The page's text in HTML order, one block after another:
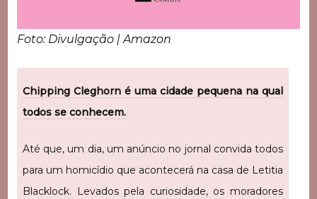
Foto: Divulgação | Amazon
Chipping Cleghorn é uma cidade pequena na qual
todos se conhecem.
Até que, um dia, um anúncio no jornal convida todos
para um homicídio que acontecerá na casa de Letitia
Blacklock. Levados pela curiosidade, os moradores